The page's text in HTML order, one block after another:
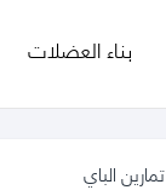
بناء العضلات